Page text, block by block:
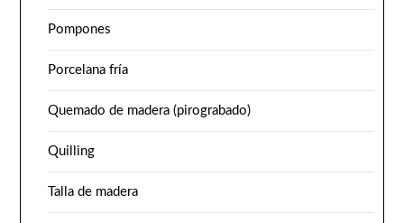
Pompones
Porcelana fría
Quemado de madera (pirograbado)
Quilling
Talla de madera